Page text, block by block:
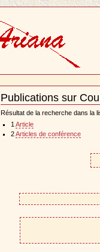
Publications sur
Document
Actions
Résultat de la recherche dans la
1 Article
2Articles de conférence